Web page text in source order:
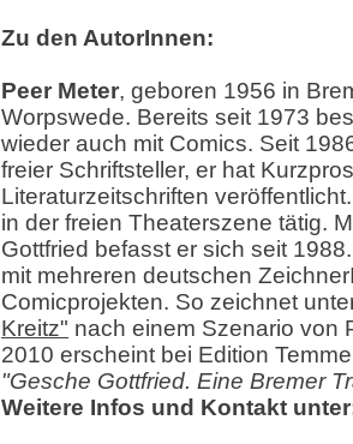
Zu den AutorInnen:
Peer Meter, geboren 1956 in
Worpswede. Bereits seit 1973
wieder auch mit Comics. Seit
freier Schriftsteller, er hat
Literaturzeitschriften
in der freien Theaterszene tätig.
Gottfried befasst er sich seit
mit mehreren deutschen
Comicprojekten. So zeichnet
Kreitz" nach einem Szenario von
2010 erscheint bei Edition
"Gesche Gottfried. Eine Bremer
Weitere Infos und Kontakt